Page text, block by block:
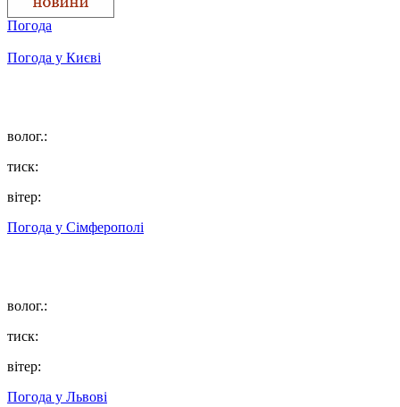
Погода
Погода у Києві
волог.:
тиск:
вітер:
Погода у Сімферополі
волог.:
тиск:
вітер:
Погода у Львові